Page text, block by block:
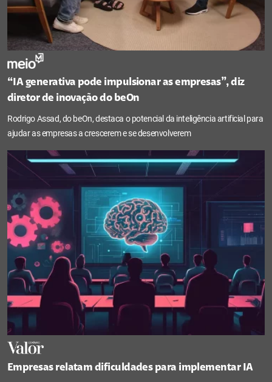
“IA generativa pode impulsionar as empresas”, diz
diretor de inovação do beOn
Rodrigo Assad, do beOn, destaca o potencial da inteligência artificial para
ajudar as empresas a crescerem e se desenvolverem
Empresas relatam dificuldades para implementar IA